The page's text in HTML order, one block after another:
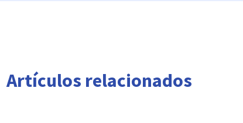
Artículos relacionados